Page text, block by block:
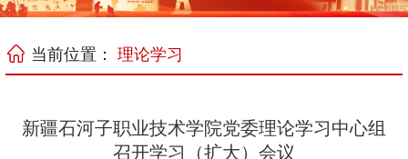
当前位置：理论学习
新疆石河子职业技术学院党委理论学习中心组
召开学习（扩大）会议